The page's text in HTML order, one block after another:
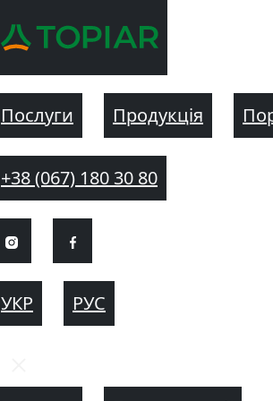
Послуги Продукція
+38 (067) 180 30 80
УКР РУС